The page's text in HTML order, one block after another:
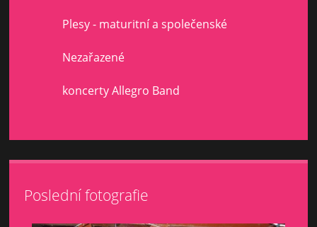
Plesy - maturitní a společenské
Nezařazené
koncerty Allegro Band
Poslední fotografie